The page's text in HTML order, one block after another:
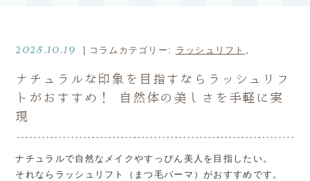
2025.10.19 | コラムカテゴリー: ラッシュリフト 。
ナチュラルな印象を目指すならラッシュリフ
トがおすすめ！ 自然体の美しさを手軽に実
現
ナチュラルで自然なメイクやすっぴん美人を目指したい。
それならラッシュリフト（まつ毛パーマ）がおすすめです。